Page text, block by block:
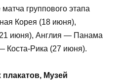
группового этапа
Корея (18 июня),
июня), Англия — Панама
Рика (27 июня).
Музей